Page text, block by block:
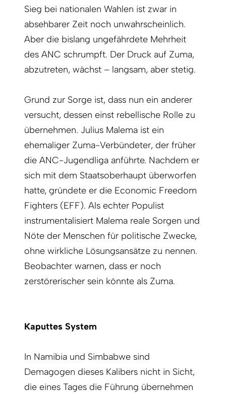
Sieg bei nationalen Wahlen ist zwar in
absehbarer Zeit noch unwahrscheinlich.
Aber die bislang ungefährdete Mehrheit
des ANC schrumpft. Der Druck auf Zuma,
abzutreten, wächst – langsam, aber stetig.
Grund zur Sorge ist, dass nun ein anderer
versucht, dessen einst rebellische Rolle zu
übernehmen. Julius Malema ist ein
ehemaliger Zuma-Verbündeter, der früher
die ANC-Jugendliga anführte. Nachdem er
sich mit dem Staatsoberhaupt überworfen
hatte, gründete er die Economic Freedom
Fighters (EFF). Als echter Populist
instrumentalisiert Malema reale Sorgen und
Nöte der Menschen für politische Zwecke,
ohne wirkliche Lösungsansätze zu nennen.
Beobachter warnen, dass er noch
zerstörerischer sein könnte als Zuma.
Kaputtes System
In Namibia und Simbabwe sind
Demagogen dieses Kalibers nicht in Sicht,
die eines Tages die Führung übernehmen